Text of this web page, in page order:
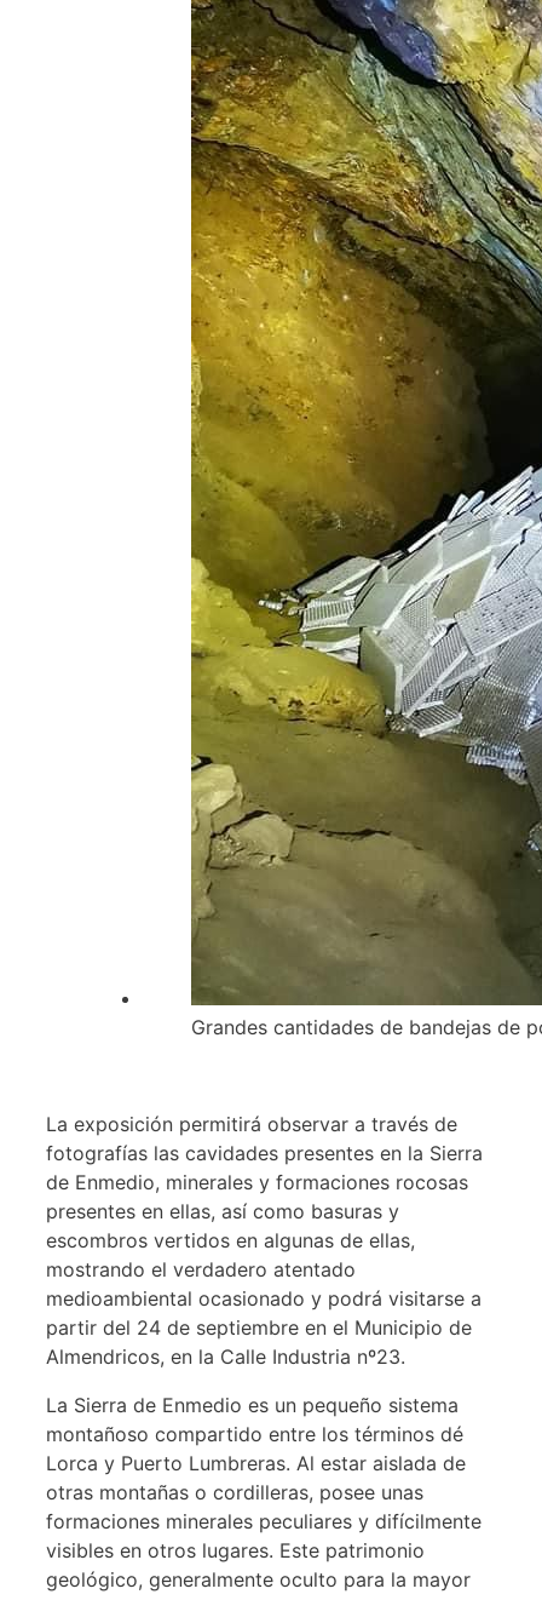
Grandes cantidades de bandejas de
La exposición permitirá observar a través de
fotografías las cavidades presentes en la Sierra
de Enmedio, minerales y formaciones rocosas
presentes en ellas, así como basuras y
escombros vertidos en algunas de ellas,
mostrando el verdadero atentado
medioambiental ocasionado y podrá visitarse a
partir del 24 de septiembre en el Municipio de
Almendricos, en la Calle Industria nº23.
La Sierra de Enmedio es un pequeño sistema
montañoso compartido entre los términos dé
Lorca y Puerto Lumbreras. Al estar aislada de
otras montañas o cordilleras, posee unas
formaciones minerales peculiares y difícilmente
visibles en otros lugares. Este patrimonio
geológico, generalmente oculto para la mayor